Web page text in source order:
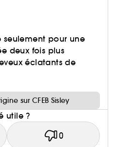
seulement pour une
deux fois plus
éclatants de
sur CFEB Sisley
utile ?
0